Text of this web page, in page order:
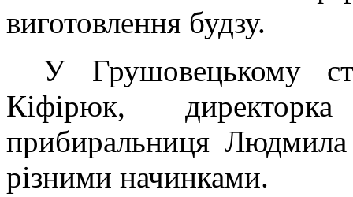
виготовлення будзу.
У Грушовецькому
Кіфірюк,
прибиральниця
різними начинками.